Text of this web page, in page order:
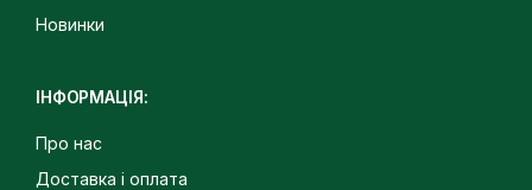
Новинки
ІНФОРМАЦІЯ:
Про нас
Доставка і оплата